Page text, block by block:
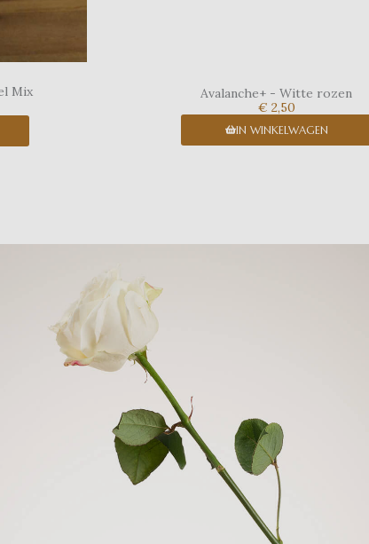
Mix
Avalanche+ - Witte rozen
€ 2,50
IN WINKELWAGEN